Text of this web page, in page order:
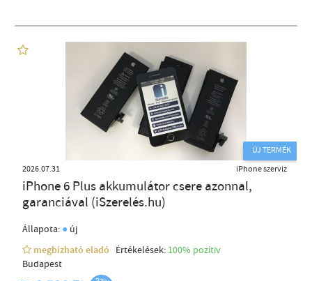
ÚJ TERMÉK
2026.07.31
iPhone szerviz
iPhone 6 Plus akkumulátor csere azonnal,
garanciával (iSzerelés.hu)
Állapota: ● új
megbízható eladó
Értékelések: 100% pozítiv
Budapest